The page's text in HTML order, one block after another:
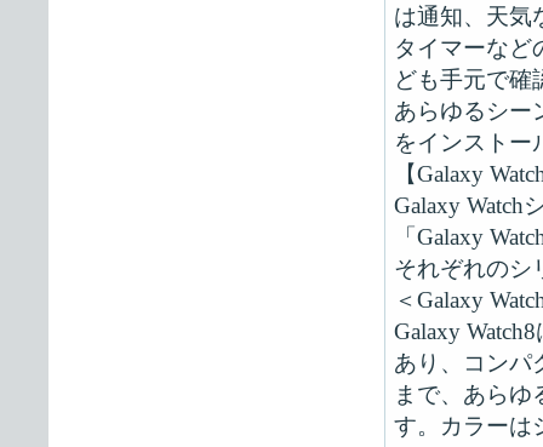
は通知、天気
タイマーなど
ども手元で確
あらゆるシー
をインストー
【Galaxy
Galaxy Watch
「Galaxy
それぞれのシ
＜Galaxy
Galaxy
あり、コンパ
まで、あらゆ
す。カラーは